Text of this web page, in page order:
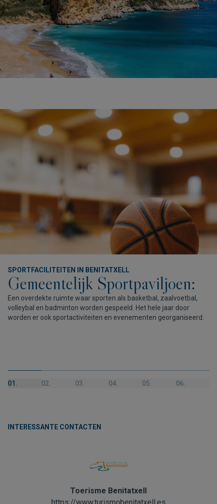
SPORTFACILITEITEN IN BENITATXELL
Gemeentelijk Sportpaviljoen:
Een overdekte ruimte waar sporten als basketbal, zaalvoetbal,
volleybal en badminton worden gespeeld. Het hele jaar door
worden er ook sportactiviteiten en evenementen georganiseerd.
01. 02. 03. 04. 05. 06.
INTERESSANTE CONTACTEN
Toerisme Benitatxell